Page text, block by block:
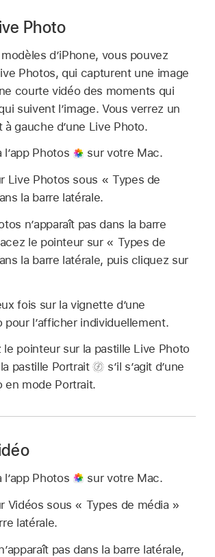
Photo
d’iPhone, vous pouvez
Photos, qui capturent une image
courte vidéo des moments qui
suivent l’image. Vous verrez un
à gauche d’une Live Photo.
Photos
sur votre Mac.
Live Photos sous « Types de
la barre latérale.
n’apparaît pas dans la barre
le pointeur sur « Types de
la barre latérale, puis cliquez sur
fois sur la vignette d’une
pour l’afficher individuellement.
le pointeur sur la pastille Live Photo
pastille Portrait
s’il s’agit d’une
en mode Portrait.
Photos
sur votre Mac.
Vidéos sous « Types de média »
latérale.
pas dans la barre latérale,